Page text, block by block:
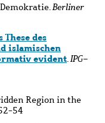
Berliner
des
islamischen
evident.IPG-
Region in the
54